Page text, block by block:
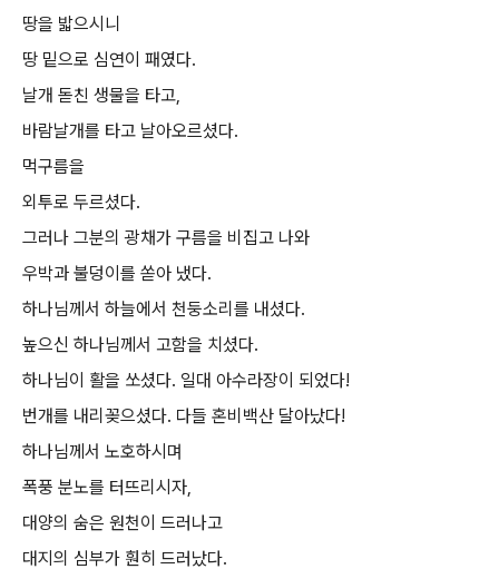
땅을 밟으시니
땅 밑으로 심연이 패였다.
날개 돋친 생물을 타고,
바람날개를 타고 날아오르셨다.
먹구름을
외투로 두르셨다.
그러나 그분의 광채가 구름을 비집고 나와
우박과 불덩이를 쏟아 냈다.
하나님께서 하늘에서 천둥소리를 내셨다.
높으신 하나님께서 고함을 치셨다.
하나님이 활을 쏘셨다. 일대 아수라장이 되었다!
번개를 내리꽂으셨다. 다들 혼비백산 달아났다!
하나님께서 노호하시며
폭풍 분노를 터뜨리시자,
대양의 숨은 원천이 드러나고
대지의 심부가 훤히 드러났다.